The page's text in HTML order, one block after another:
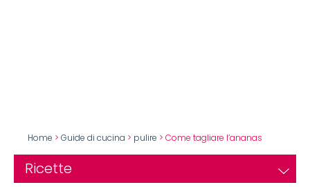
Home > Guide di cucina > pulire > Come tagliare l’ananas
Ricette